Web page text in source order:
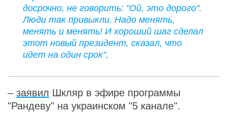
досрочно, не говорить: "Ой, это дорого".
Люди так привыкли. Надо менять,
менять и менять! И хороший шаг сделал
этот новый президент, сказал, что
идет на один срок",
– заявил Шкляр в эфире программы
"Рандеву" на украинском "5 канале".